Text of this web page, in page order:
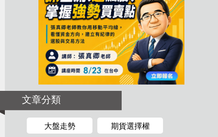
文章分類
大盤走勢 期貨選擇權